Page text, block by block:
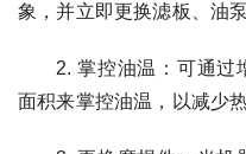
象，并立即更换滤板、油泵
2. 掌控油温：可通过
面积来掌控油温，以减少